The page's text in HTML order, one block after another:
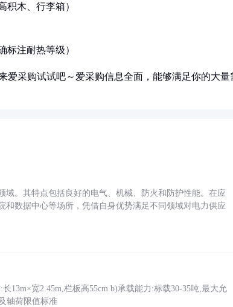
积木、行李箱）
标注耐热等级）
爱采购试试吧～爱采购信息全面，能够满足你的大量
域。其特点包括良好的电气、机械、防火和防护性能。在应
和数据中心等场所，凭借自身优势满足不同领域对电力供应
13m×宽2.45m,栏板高55cm b)承载能力:标载30-35吨,最大允
轴荷限值标准